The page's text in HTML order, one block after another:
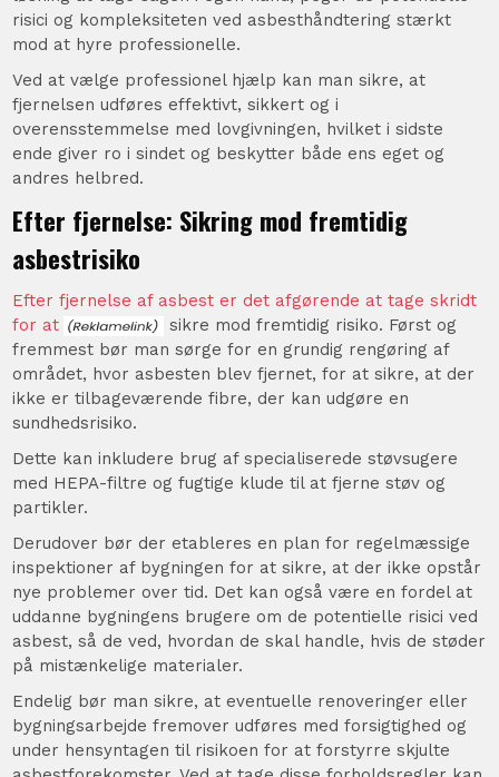
risici og kompleksiteten ved asbesthåndtering stærkt
mod at hyre professionelle.
Ved at vælge professionel hjælp kan man sikre, at
fjernelsen udføres effektivt, sikkert og i
overensstemmelse med lovgivningen, hvilket i sidste
ende giver ro i sindet og beskytter både ens eget og
andres helbred.
Efter fjernelse: Sikring mod fremtidig
asbestrisiko
Efter fjernelse af asbest er det afgørende at tage skridt
for at
sikre mod fremtidig risiko. Først og
fremmest bør man sørge for en grundig rengøring af
området, hvor asbesten blev fjernet, for at sikre, at der
ikke er tilbageværende fibre, der kan udgøre en
sundhedsrisiko.
Dette kan inkludere brug af specialiserede støvsugere
med HEPA-filtre og fugtige klude til at fjerne støv og
partikler.
Derudover bør der etableres en plan for regelmæssige
inspektioner af bygningen for at sikre, at der ikke opstår
nye problemer over tid. Det kan også være en fordel at
uddanne bygningens brugere om de potentielle risici ved
asbest, så de ved, hvordan de skal handle, hvis de støder
på mistænkelige materialer.
Endelig bør man sikre, at eventuelle renoveringer eller
bygningsarbejde fremover udføres med forsigtighed og
under hensyntagen til risikoen for at forstyrre skjulte